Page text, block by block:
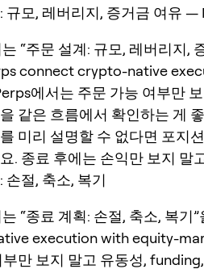
규모, 레버리지, 증거금 여유 —
“주문 설계: 규모, 레버리지,
connect crypto-native
에서는 주문 가능 여부만
같은 흐름에서 확인하는 게
미리 설명할 수 없다면 포지
. 종료 후에는 손익만 보지 말
손절, 축소, 복기
는 “종료 계획: 손절, 축소, 복
execution with equity-
부만 보지 말고 유동성,